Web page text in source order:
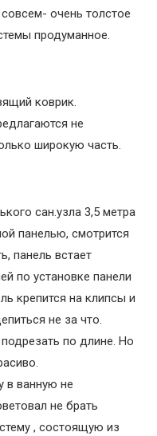
очень толстое
продуманное.
коврик.
не
широкую часть.
сан.узла 3,5 метра
панелью, смотрится
панель встает
по установке панели
крепится на клипсы и
не за что.
по длине. Но
в ванную не
не брать
, состоящую из